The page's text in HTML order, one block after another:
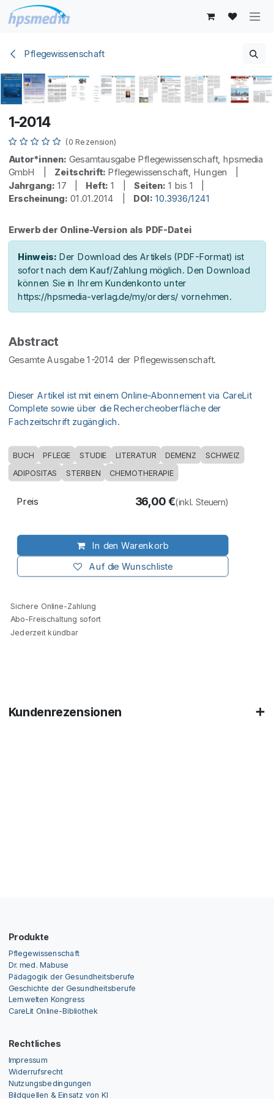
Zum Inhalt springen
Pflegewissenschaft
1-2014
(0 Rezension)
Autor*innen: Gesamtausgabe Pflegewissenschaft, hpsmedia
GmbH | Zeitschrift: Pflegewissenschaft, Hungen |
Jahrgang: 17 | Heft: 1 | Seiten: 1 bis 1 |
Erscheinung: 01.01.2014 | DOI: 10.3936/1241
Erwerb der Online-Version als PDF-Datei
Hinweis: Der Download des Artikels (PDF-Format) ist
sofort nach dem Kauf/Zahlung möglich. Den Download
können Sie in Ihrem Kundenkonto unter
https://hpsmedia-verlag.de/my/orders/ vornehmen.
Abstract
Gesamte Ausgabe 1-2014 der Pflegewissenschaft.
Dieser Artikel ist mit einem Online-Abonnement via CareLit
Complete sowie über die Rechercheoberfläche der
Fachzeitschrift zugänglich.
BUCH PFLEGE STUDIE LITERATUR DEMENZ SCHWEIZ
ADIPOSITAS STERBEN CHEMOTHERAPIE
In den Warenkorb
Auf die Wunschliste
Preis 36,00€(inkl. Steuern)
Sichere Online-Zahlung
Abo-Freischaltung sofort
Jederzeit kündbar
Kundenrezensionen
Produkte
Pflegewissenschaft
Dr. med. Mabuse
Pädagogik der Gesundheitsberufe
Geschichte der Gesundheitsberufe
Lernwelten Kongress
CareLit Online-Bibliothek
Rechtliches
Impressum
Widerrufsrecht
Nutzungsbedingungen
Bildquellen & Einsatz von KI